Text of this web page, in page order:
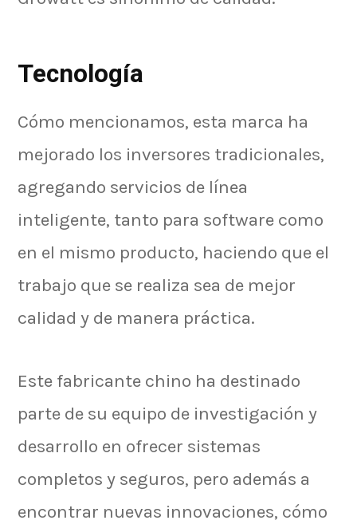
Tecnología
Cómo mencionamos, esta marca ha
mejorado los inversores tradicionales,
agregando servicios de línea
inteligente, tanto para software como
en el mismo producto, haciendo que el
trabajo que se realiza sea de mejor
calidad y de manera práctica.
Este fabricante chino ha destinado
parte de su equipo de investigación y
desarrollo en ofrecer sistemas
completos y seguros, pero además a
encontrar nuevas innovaciones, cómo